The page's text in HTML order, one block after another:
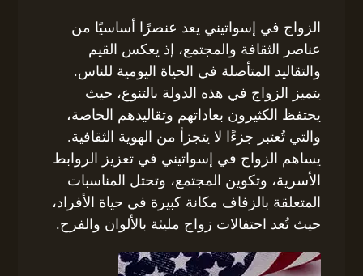
الزواج في إسواتيني يعد عنصرًا أساسيًا من
عناصر الثقافة والمجتمع، إذ يعكس القيم
والتقاليد المتأصلة في الحياة اليومية للناس.
يتميز الزواج في هذه الدولة بالتنوع، حيث
يحتفظ الكثيرون بعاداتهم وتقاليدهم الخاصة،
والتي تُعتبر جزءًا لا يتجزأ من الهوية الثقافية.
يساهم الزواج في إسواتيني في تعزيز الروابط
الأسرية، وتكوين المجتمع، وتحتل المناسبات
المتعلقة بالزفاف مكانة كبيرة في حياة الأفراد،
حيث تُعد احتفالات زواج مليئة بالألوان والفرح.